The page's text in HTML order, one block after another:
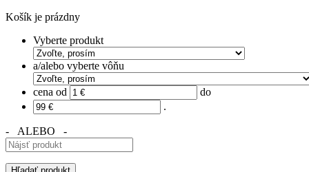
Košík je prázdny
Vyberte produkt
a/alebo vyberte vôňu
cena od
do
.
- ALEBO -